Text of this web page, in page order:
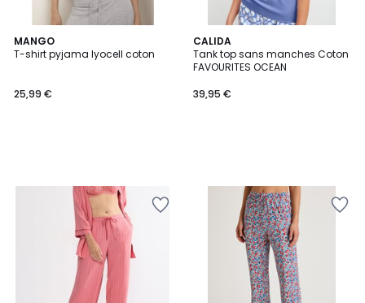
MANGO
T-shirt pyjama lyocell coton
25,99 €
CALIDA
Tank top sans manches Coton
FAVOURITES OCEAN
39,95 €